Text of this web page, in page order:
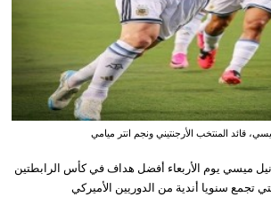
قائد المنتخب الأرجنتيني ونجم انتر ميامي
ميسي يوم الأربعاء أفضل هداف في كأس الرابطتين
تجمع سنويا أندية من الدوريين الأميركي